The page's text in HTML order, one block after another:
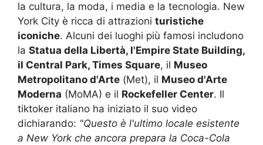
la cultura, la moda, i media e la tecnologia. New
York City è ricca di attrazioni turistiche
iconiche. Alcuni dei luoghi più famosi includono
la Statua della Libertà, l'Empire State Building,
il Central Park, Times Square, il Museo
Metropolitano d'Arte (Met), il Museo d'Arte
Moderna (MoMA) e il Rockefeller Center. Il
tiktoker italiano ha iniziato il suo video
dichiarando: "Questo è l'ultimo locale esistente
a New York che ancora prepara la Coca-Cola